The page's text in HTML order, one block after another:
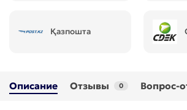
Қазпошта
Описание Отзывы 0 Вопрос-